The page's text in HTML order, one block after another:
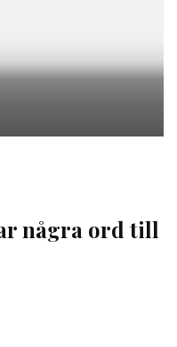
några ord till